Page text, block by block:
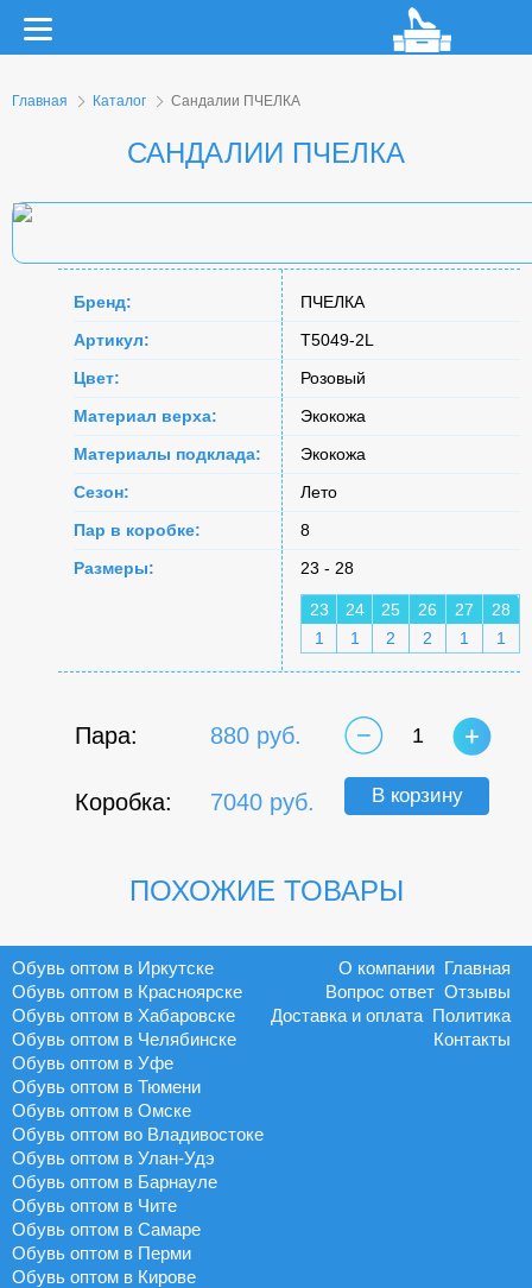
Главная Каталог Сандалии ПЧЕЛКА
САНДАЛИИ ПЧЕЛКА
Бренд:
ПЧЕЛКА
Артикул:
T5049-2L
Цвет:
Розовый
Материал верха:
Экокожа
Материалы подклада:
Экокожа
Сезон:
Лето
Пар в коробке:
8
Размеры:
23 - 28
23 24 25 26 27
28
1
1 2 2 1 1
Пара: 880 руб.
Коробка: 7040 руб.
1
В корзину
ПОХОЖИЕ ТОВАРЫ
Обувь оптом в Иркутске
Обувь оптом в Красноярске
Обувь оптом в Хабаровске
Обувь оптом в Челябинске
Обувь оптом в Уфе
Обувь оптом в Тюмени
Обувь оптом в Омске
Обувь оптом во Владивостоке
Обувь оптом в Улан-Удэ
Обувь оптом в Барнауле
Обувь оптом в Чите
Обувь оптом в Самаре
Обувь оптом в Перми
Обувь оптом в Кирове
Главная
О компании
Отзывы
Вопрос ответ
Политика
Доставка и оплата
Контакты